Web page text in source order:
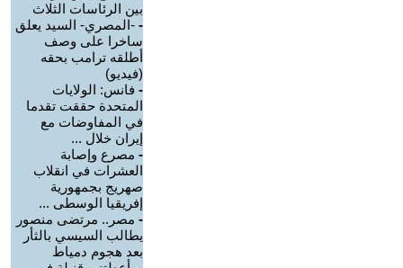
بين الرئاسات الثلاث
- -المصري- السيد يعلق
ساخرا على وصف
أطلقه ترامب بحقه
(فيديو)
- فانس: الولايات
المتحدة حققت تقدما
في المفاوضات مع
إيران خلال ...
- مصرع وإصابة
العشرات في انقلاب
صهريج بجمهورية
إفريقيا الوسطى ...
- مصر.. مرتضى منصور
يطالب السيسي بالثأر
بعد هجوم دمياط